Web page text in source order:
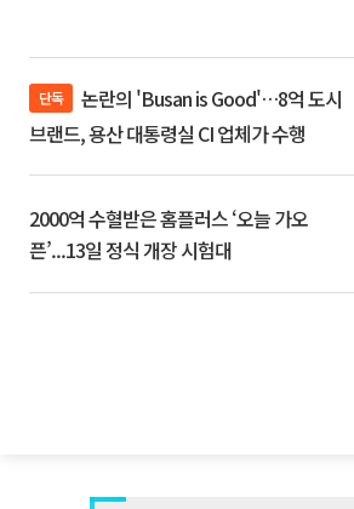
단독
브랜드, 용산 대통령실 CI 업체가 수행
2000억 수혈받은 홈플러스 ‘오늘 가오
픈’...13일 정식 개장 시험대